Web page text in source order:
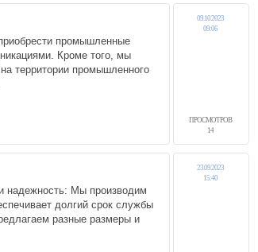
промышленные
Кроме того, мы
территории промышленного
ПРОСМОТРОВ
14
09.10.2023
09:06
надежность: Мы производим
долгий срок службы
разные размеры и
23.09.2023
15:40